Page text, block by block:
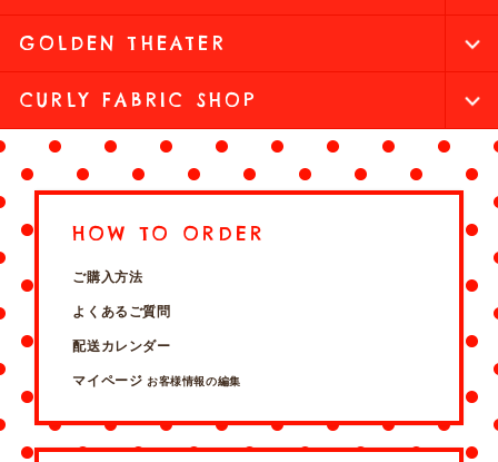
GOLDEN THEATER
CURLY FABRIC SHOP
HOW TO ORDER
ご購入方法
よくあるご質問
配送カレンダー
マイページ お客様情報の編集